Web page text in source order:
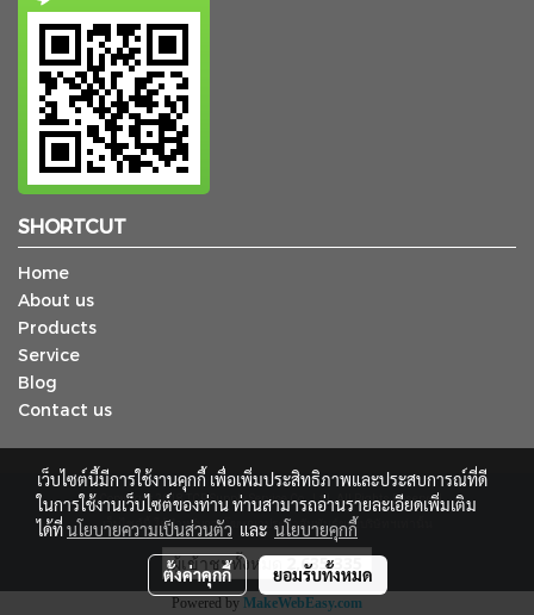
SHORTCUT
Home
About us
Products
Service
Blog
Contact us
© Copyright 2018 TCP Supply Service Co., Ltd. All Rights Reserved.
เว็บไซต์นี้ ใช้สำหรับการโฆษณาประชาสัมพันธ์ของบริษัทฯเท่านั้น
ผู้เข้าชมทั้งหมด2,635,335
Powered by MakeWebEasy.com
เว็บไซต์นี้มีการใช้งานคุกกี้ เพื่อเพิ่มประสิทธิภาพและประสบการณ์ที่ดี
ในการใช้งานเว็บไซต์ของท่าน ท่านสามารถอ่านรายละเอียดเพิ่มเติม
ได้ที่นโยบายความเป็นส่วนตัว และ นโยบายคุกกี้
ตั้งค่าคุกกี้ ยอมรับทั้งหมด